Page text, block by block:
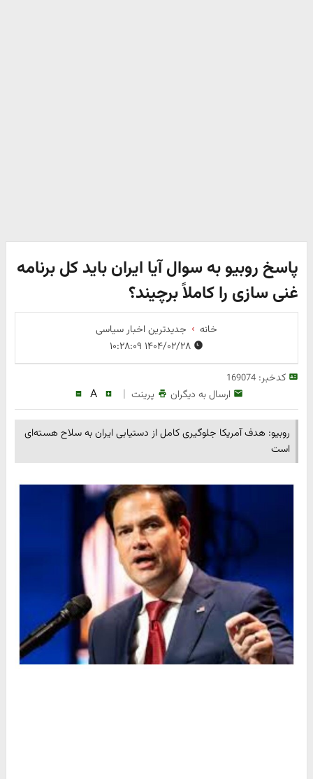
پاسخ روبیو به سوال آیا ایران باید کل برنامه
غنی سازی را کاملاً برچیند؟
خانه
جدیدترین اخبار سیاسی
۱۴۰۴/۰۲/۲۸ ۱۰:۲۸:۰۹
کدخبر:169074
ارسال به دیگران پرینت |
A
روبیو: هدف آمریکا جلوگیری کامل از دستیابی ایران به سلاح هسته‌ای
است